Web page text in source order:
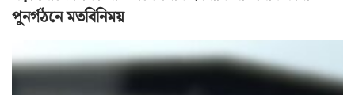
পুনর্গঠনে মতবিনিময়